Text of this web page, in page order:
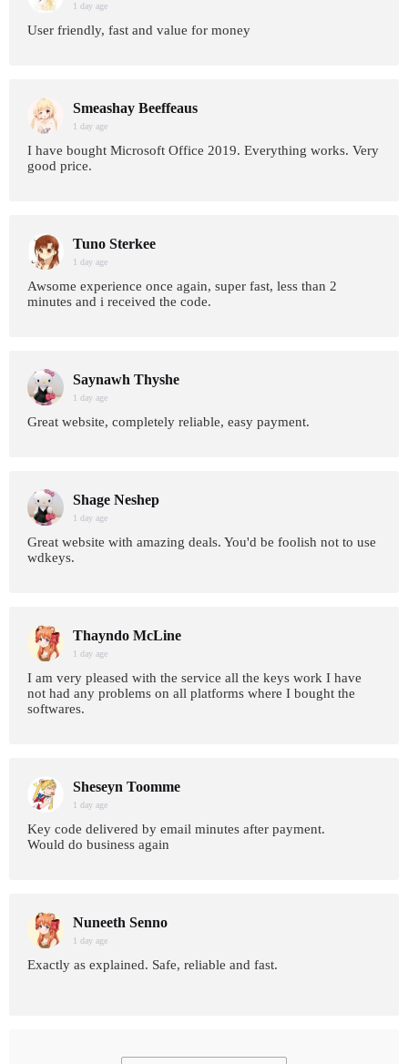
1 day age
User friendly, fast and value for money
Smeashay Beeffeaus
1 day age
I have bought Microsoft Office 2019. Everything works. Very
good price.
Tuno Sterkee
1 day age
Awsome experience once again, super fast, less than 2
minutes and i received the code.
Saynawh Thyshe
1 day age
Great website, completely reliable, easy payment.
Shage Neshep
1 day age
Great website with amazing deals. You'd be foolish not to use
wdkeys.
Thayndo McLine
1 day age
I am very pleased with the service all the keys work I have
not had any problems on all platforms where I bought the
softwares.
Sheseyn Toomme
1 day age
Key code delivered by email minutes after payment.
Would do business again
Nuneeth Senno
1 day age
Exactly as explained. Safe, reliable and fast.